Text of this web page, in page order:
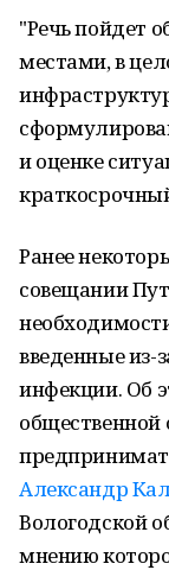
"Речь пойдет
местами, в
и оценке
Ранее
совещании
введенные из-
инфекции. Об
общественной
Александр
Вологодской
мнению